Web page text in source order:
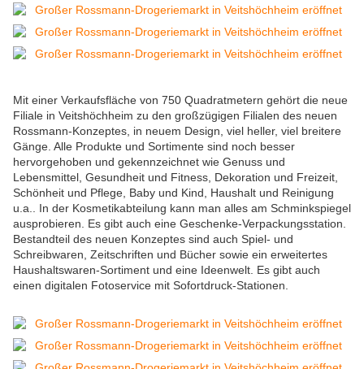
Mit einer Verkaufsfläche von 750 Quadratmetern gehört die neue
Filiale in Veitshöchheim zu den großzügigen Filialen des neuen
Rossmann-Konzeptes, in neuem Design, viel heller, viel breitere
Gänge. Alle Produkte und Sortimente sind noch besser
hervorgehoben und gekennzeichnet wie Genuss und
Lebensmittel, Gesundheit und Fitness, Dekoration und Freizeit,
Schönheit und Pflege, Baby und Kind, Haushalt und Reinigung
u.a.. In der Kosmetikabteilung kann man alles am Schminkspiegel
ausprobieren. Es gibt auch eine Geschenke-Verpackungsstation.
Bestandteil des neuen Konzeptes sind auch Spiel- und
Schreibwaren, Zeitschriften und Bücher sowie ein erweitertes
Haushaltswaren-Sortiment und eine Ideenwelt. Es gibt auch
einen digitalen Fotoservice mit Sofortdruck-Stationen.